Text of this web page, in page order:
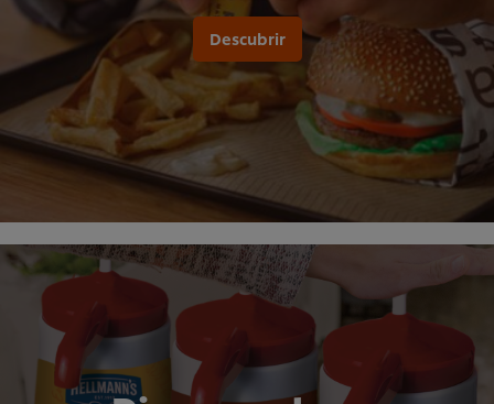
Descubrir